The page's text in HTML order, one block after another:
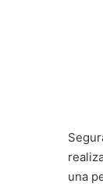
una